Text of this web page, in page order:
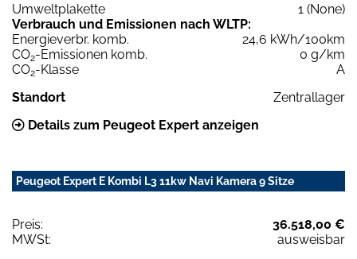
Umweltplakette
1 (None)
Verbrauch und Emissionen nach WLTP:
Energieverbr. komb.
24,6 kWh/100km
CO2-Emissionen komb.
0 g/km
CO2-Klasse
A
Standort
Zentrallager
Details zum Peugeot Expert anzeigen
Peugeot Expert E Kombi L3 11kw Navi Kamera 9 Sitze
Preis:
36.518,00 €
MWSt:
ausweisbar